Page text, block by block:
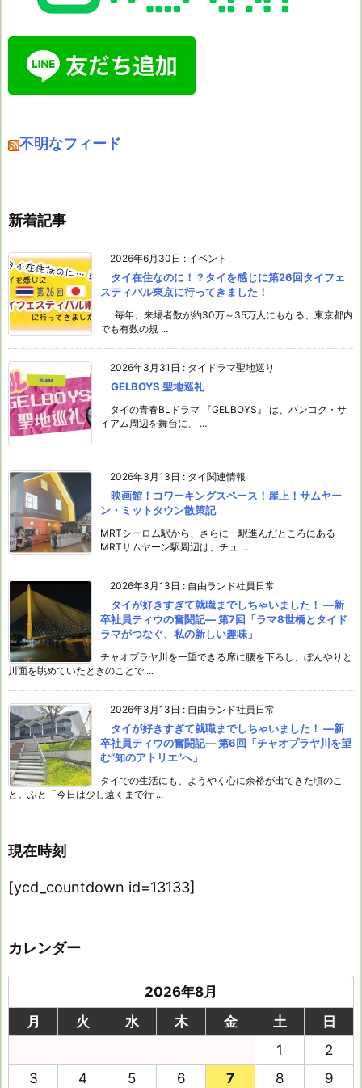
不明なフィード
新着記事
2026年6月30日 : イベント
タイ在住なのに！？タイを感じに第26回タイフェ
スティバル東京に行ってきました！
毎年、来場者数が約30万～35万人にもなる、東京都内
でも有数の規 ...
2026年3月31日 : タイドラマ聖地巡り
GELBOYS 聖地巡礼
タイの青春BLドラマ 『GELBOYS』 は、バンコク・サ
イアム周辺を舞台に、 ...
2026年3月13日 : タイ関連情報
映画館！コワーキングスペース！屋上！サムヤー
ン・ミットタウン散策記
MRTシーロム駅から、さらに一駅進んだところにある
MRTサムヤーン駅周辺は、チュ ...
2026年3月13日 : 自由ランド社員日常
タイが好きすぎて就職までしちゃいました！ ―新
卒社員ティウの奮闘記― 第7回「ラマ8世橋とタイド
ラマがつなぐ、私の新しい趣味」
チャオプラヤ川を一望できる席に腰を下ろし、ぼんやりと
川面を眺めていたときのことで ...
2026年3月13日 : 自由ランド社員日常
タイが好きすぎて就職までしちゃいました！ ―新
卒社員ティウの奮闘記― 第6回「チャオプラヤ川を望
む“知のアトリエ”へ」
タイでの生活にも、ようやく心に余裕が出てきた頃のこ
と。ふと「今日は少し遠くまで行 ...
現在時刻
[ycd_countdown id=13133]
カレンダー
2026年8月
月
火 水 木 金 土
日
1
2
3
4 5 6 7 8
9